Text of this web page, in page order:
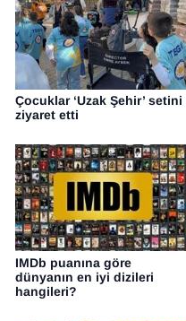
Çocuklar ‘Uzak Şehir’ setini
ziyaret etti
IMDb puanına göre
dünyanın en iyi dizileri
hangileri?